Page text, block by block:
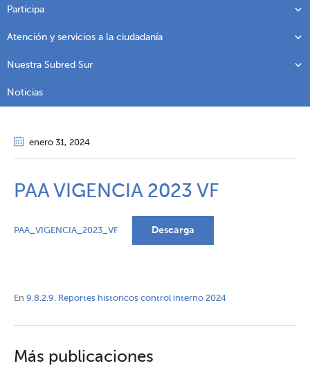
Participa
Atención y servicios a la ciudadanía
Nuestra Subred Sur
Noticias
enero 31, 2024
PAA VIGENCIA 2023 VF
PAA_VIGENCIA_2023_VF Descarga
En 9.8.2.9. Reportes historicos control interno 2024
Más publicaciones